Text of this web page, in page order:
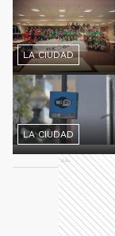
LA CIUDAD
LA CIUDAD
Ads